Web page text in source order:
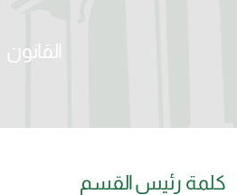
القانون
كلمة رئيس القسم